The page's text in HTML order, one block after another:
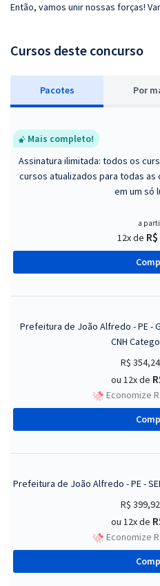
Então, vamos unir nossas forças!
Cursos deste concurso
Pacotes Por
Mais completo!
Assinatura ilimitada: todos os
cursos atualizados para todas
em um só
a
12x de R$
Prefeitura de João Alfredo - PE -
CNH
R$ 354,24
ou 12x de
Economize
Prefeitura de João Alfredo - PE -
R$ 399,92
ou 12x de
Economize